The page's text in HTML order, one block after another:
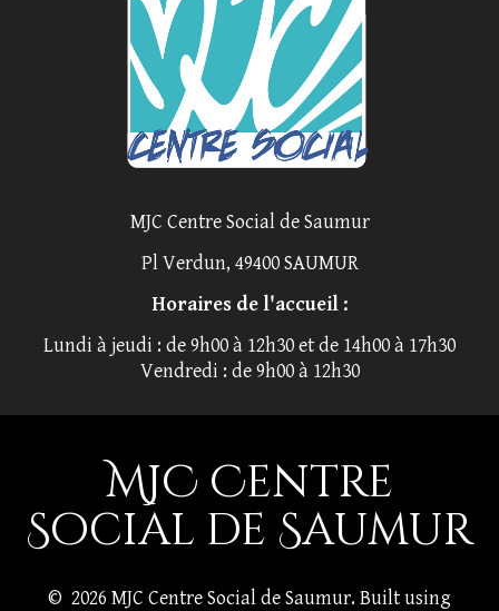
MJC Centre Social de Saumur
Pl Verdun, 49400 SAUMUR
Horaires de l'accueil :
Lundi à jeudi : de 9h00 à 12h30 et de 14h00 à 17h30
Vendredi : de 9h00 à 12h30
MJC Centre
Social de Saumur
© 2026 MJC Centre Social de Saumur. Built using